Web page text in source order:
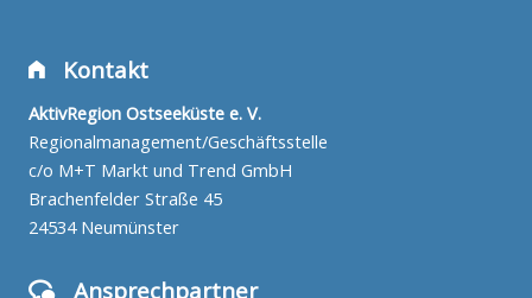
Kontakt
AktivRegion Ostseeküste e. V.
Regionalmanagement/Geschäftsstelle
c/o M+T Markt und Trend GmbH
Brachenfelder Straße 45
24534 Neumünster
Ansprechpartner